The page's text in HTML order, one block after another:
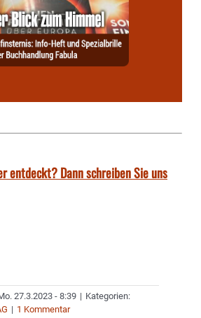
entdeckt? Dann schreiben Sie uns
27.3.2023 - 8:39 | Kategorien:
| 1 Kommentar